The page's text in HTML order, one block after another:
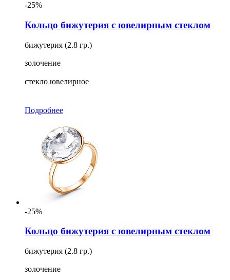
-25%
Кольцо бижутерия с ювелирным стеклом
бижутерия (2.8 гр.)
золочение
стекло ювелирное
Подробнее
-25%
Кольцо бижутерия с ювелирным стеклом
бижутерия (2.8 гр.)
золочение